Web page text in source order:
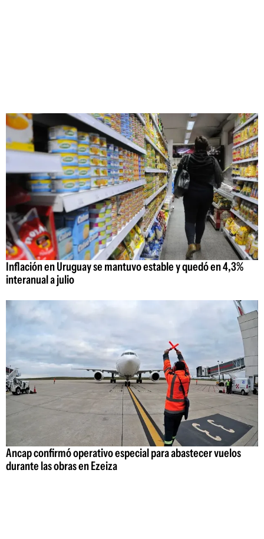
Inflación en Uruguay se mantuvo estable y quedó en 4,3%
interanual a julio
Ancap confirmó operativo especial para abastecer vuelos
durante las obras en Ezeiza